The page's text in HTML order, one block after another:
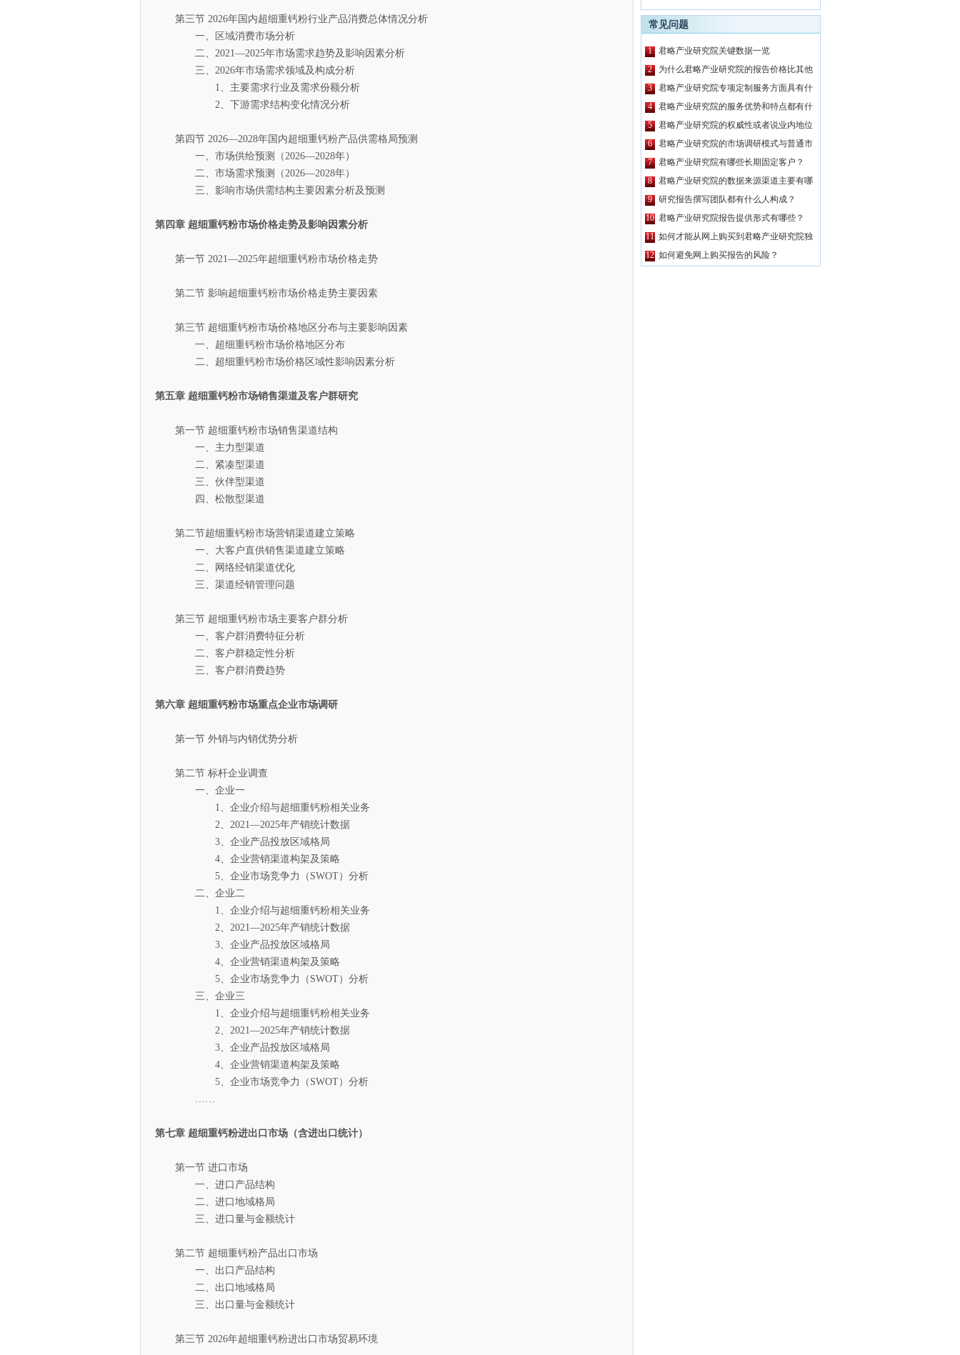
第三节 2026年国内超细重钙粉行业产品消费总体情况分析
一、区域消费市场分析
二、2021—2025年市场需求趋势及影响因素分析
三、2026年市场需求领域及构成分析
1、主要需求行业及需求份额分析
2、下游需求结构变化情况分析
第四节 2026—2028年国内超细重钙粉产品供需格局预测
一、市场供给预测（2026—2028年）
二、市场需求预测（2026—2028年）
三、影响市场供需结构主要因素分析及预测
第四章 超细重钙粉市场价格走势及影响因素分析
第一节 2021—2025年超细重钙粉市场价格走势
第二节 影响超细重钙粉市场价格走势主要因素
第三节 超细重钙粉市场价格地区分布与主要影响因素
一、超细重钙粉市场价格地区分布
二、超细重钙粉市场价格区域性影响因素分析
第五章 超细重钙粉市场销售渠道及客户群研究
第一节 超细重钙粉市场销售渠道结构
一、主力型渠道
二、紧凑型渠道
三、伙伴型渠道
四、松散型渠道
第二节超细重钙粉市场营销渠道建立策略
一、大客户直供销售渠道建立策略
二、网络经销渠道优化
三、渠道经销管理问题
第三节 超细重钙粉市场主要客户群分析
一、客户群消费特征分析
二、客户群稳定性分析
三、客户群消费趋势
第六章 超细重钙粉市场重点企业市场调研
第一节 外销与内销优势分析
第二节 标杆企业调查
一、企业一
1、企业介绍与超细重钙粉相关业务
2、2021—2025年产销统计数据
3、企业产品投放区域格局
4、企业营销渠道构架及策略
5、企业市场竞争力（SWOT）分析
二、企业二
1、企业介绍与超细重钙粉相关业务
2、2021—2025年产销统计数据
3、企业产品投放区域格局
4、企业营销渠道构架及策略
5、企业市场竞争力（SWOT）分析
三、企业三
1、企业介绍与超细重钙粉相关业务
2、2021—2025年产销统计数据
3、企业产品投放区域格局
4、企业营销渠道构架及策略
5、企业市场竞争力（SWOT）分析
……
第七章 超细重钙粉进出口市场（含进出口统计）
第一节 进口市场
一、进口产品结构
二、进口地域格局
三、进口量与金额统计
第二节 超细重钙粉产品出口市场
一、出口产品结构
二、出口地域格局
三、出口量与金额统计
第三节 2026年超细重钙粉进出口市场贸易环境
常见问题
1
君略产业研究院关键数据一览
2
为什么君略产业研究院的报告价格比其他
公司都要高？
3
君略产业研究院专项定制服务方面具有什
么特点？
4
君略产业研究院的服务优势和特点都有什
么？
5
君略产业研究院的权威性或者说业内地位
如何？
6
君略产业研究院的市场调研模式与普通市
场调研主要区别有哪些？
7
君略产业研究院有哪些长期固定客户？
8
君略产业研究院的数据来源渠道主要有哪
些？
9
研究报告撰写团队都有什么人构成？
10 君略产业研究院报告提供形式有哪些？
11 如何才能从网上购买到君略产业研究院独
家原创的报告产品？
12 如何避免网上购买报告的风险？